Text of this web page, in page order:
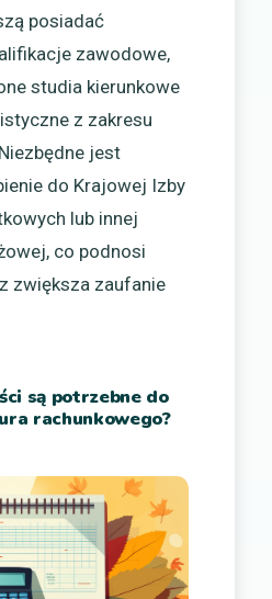
posiadać
zawodowe,
studia kierunkowe
z zakresu
jest
do Krajowej Izby
lub innej
co podnosi
zwiększa zaufanie
są potrzebne do
rachunkowego?